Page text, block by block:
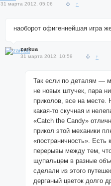
31 марта 2012, 05:06 ↑
наоборот офигеннейшая игра
zarkua
31 марта 2012, 10:59 ↑
Так если по деталям —
не новых штучек, пара
приколов, все на месте.
какая-то скучная и
«Catch the Candy»
прикол этой механики
«постраничность». Есть
перерывы между тем,
щупальцем в разные
сделали из этого
дерганый цветок долго